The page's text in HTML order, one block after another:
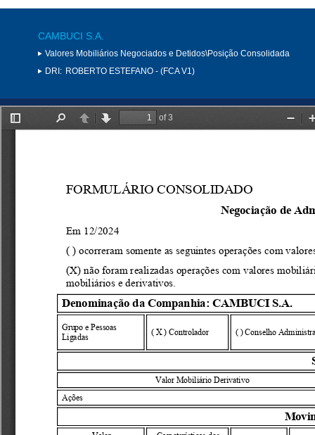
CAMBUCI S.A.
Valores Mobiliários Negociados e Detidos\Posição Consolidada
DRI: ROBERTO ESTEFANO - (FCA V1)